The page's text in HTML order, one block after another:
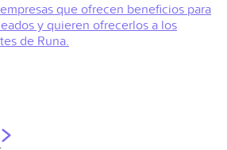
que ofrecen beneficios para
y quieren ofrecerlos a los
de Runa.